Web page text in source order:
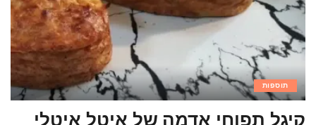
תוספות
קיגל תפוחי אדמה של איטל איטלי